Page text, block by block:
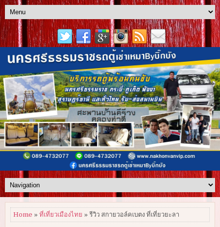
Home » ที่เที่ยวเมืองไทย » รีวิว สกายวอล์คเบตง ที่เที่ยวยะลา